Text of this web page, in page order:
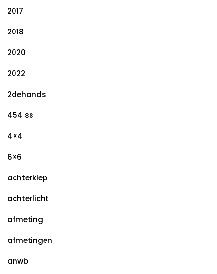
2017
2018
2020
2022
2dehands
454 ss
4×4
6×6
achterklep
achterlicht
afmeting
afmetingen
anwb